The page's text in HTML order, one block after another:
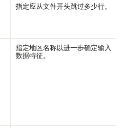
指定应从文件开头跳过多少行。
指定地区名称以进一步确定输入
数据特征。